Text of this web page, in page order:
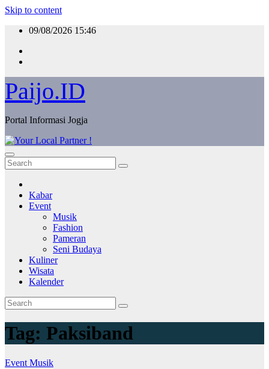
Skip to content
09/08/2026 15:46
Paijo.ID
Portal Informasi Jogja
Kabar
Event
Musik
Fashion
Pameran
Seni Budaya
Kuliner
Wisata
Kalender
Tag: Paksiband
Event Musik